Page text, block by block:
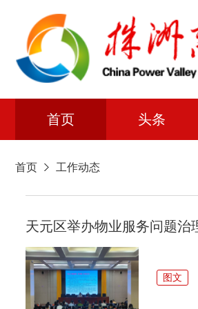
首页 头条
首页 工作动态
天元区举办物业服务问题治
图文